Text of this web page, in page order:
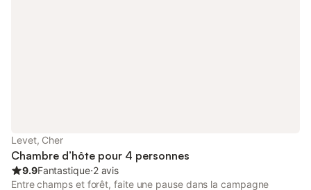
Levet, Cher
Chambre d’hôte pour 4 personnes
9.9Fantastique⋅2 avis
Entre champs et forêt, faite une pause dans la campagne